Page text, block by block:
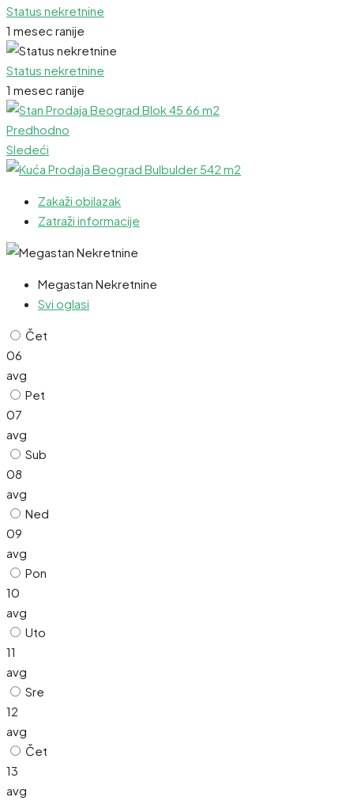
Status nekretnine
1 mesec ranije
Status nekretnine
1 mesec ranije
Predhodno
Sledeći
Zakaži obilazak
Zatraži informacije
Megastan Nekretnine
Svi oglasi
Čet
06
avg
Pet
07
avg
Sub
08
avg
Ned
09
avg
Pon
10
avg
Uto
11
avg
Sre
12
avg
Čet
13
avg